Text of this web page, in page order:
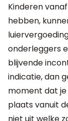
Kinderen
hebben,
onderleggers
blijvende
indicatie, dan
moment dat je
plaats vanuit